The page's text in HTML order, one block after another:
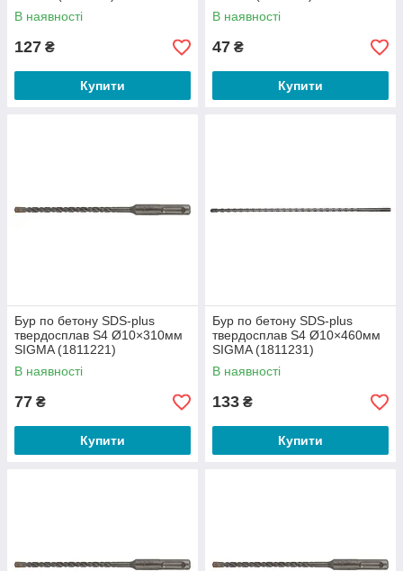
В наявності
127 ₴
Купити
В наявності
47 ₴
Купити
Бур по бетону SDS-plus
твердосплав S4 Ø10×310мм
SIGMA (1811221)
В наявності
77 ₴
Купити
Бур по бетону SDS-plus
твердосплав S4 Ø10×460мм
SIGMA (1811231)
В наявності
133 ₴
Купити